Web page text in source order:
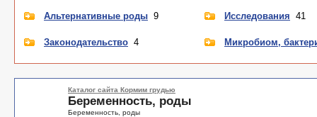
Альтернативные роды 9
Законодательство 4
Исследования 41
Микробиом,
Каталог сайта Кормим грудью
Беременность, роды
Беременность, роды